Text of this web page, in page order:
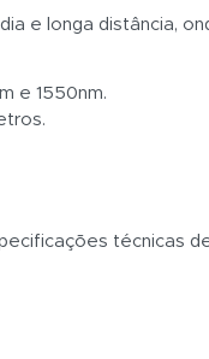
e longa distância,
e 1550nm.
técnicas